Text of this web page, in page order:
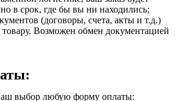
в срок, где бы вы ни находились;
(договоры, счета, акты и т.д.)
товару. Возможен обмен документацией
выбор любую форму оплаты: